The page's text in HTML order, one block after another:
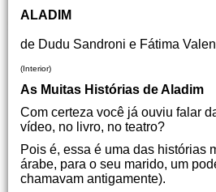
ALADIM
de Dudu Sandroni e Fátima
(Interior)
As Muitas Histórias de Aladim
Com certeza você já ouviu falar
vídeo, no livro, no teatro?
Pois é, essa é uma das histórias
árabe, para o seu marido, um
chamavam antigamente).